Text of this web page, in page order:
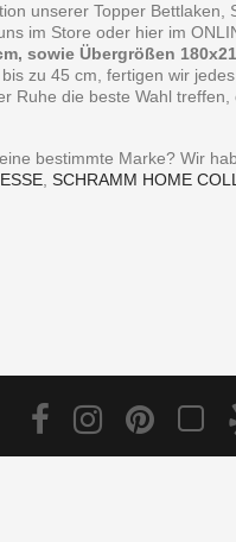
unserer Topper Bettlaken,
im Store oder hier im
sowie Übergrößen
zu 45 cm, fertigen wir
Ruhe die beste Wahl treffen,
bestimmte Marke? Wir
,SCHRAMM HOME